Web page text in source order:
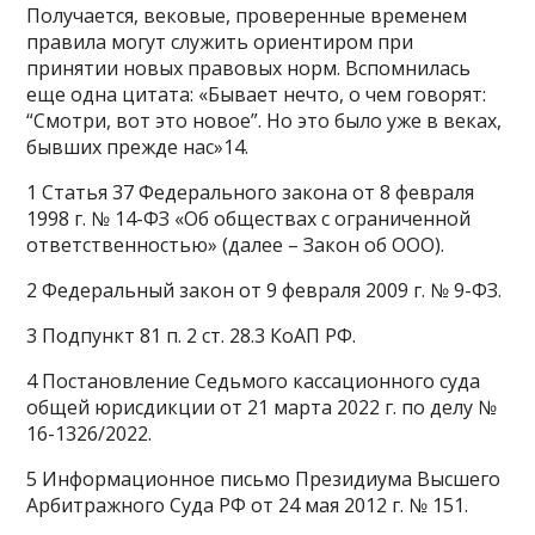
Получается, вековые, проверенные временем
правила могут служить ориентиром при
принятии новых правовых норм. Вспомнилась
еще одна цитата: «Бывает нечто, о чем говорят:
“Смотри, вот это новое”. Но это было уже в веках,
бывших прежде нас»14.
1 Статья 37 Федерального закона от 8 февраля
1998 г. № 14-ФЗ «Об обществах с ограниченной
ответственностью» (далее – Закон об ООО).
2 Федеральный закон от 9 февраля 2009 г. № 9-ФЗ.
3 Подпункт 81 п. 2 ст. 28.3 КоАП РФ.
4 Постановление Седьмого кассационного суда
общей юрисдикции от 21 марта 2022 г. по делу №
16-1326/2022.
5 Информационное письмо Президиума Высшего
Арбитражного Суда РФ от 24 мая 2012 г. № 151.